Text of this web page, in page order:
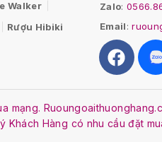
Walker
Rượu Hibiki
Zalo:
Email:
mạng.
Hàng có nhu cầu đặt